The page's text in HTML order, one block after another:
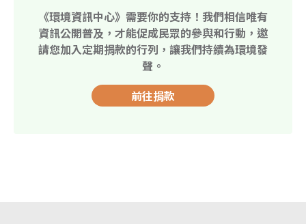
《環境資訊中心》需要你的支持！我們相信唯有
資訊公開普及，才能促成民眾的參與和行動，邀
請您加入定期捐款的行列，讓我們持續為環境發
聲。
前往捐款